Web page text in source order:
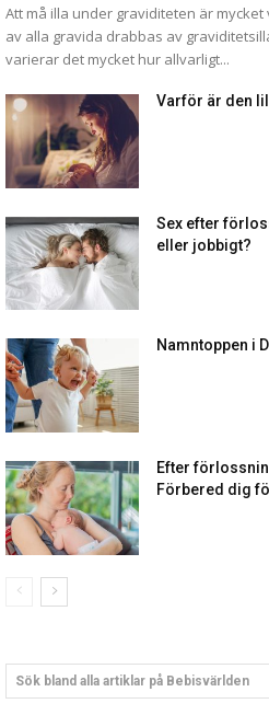
Att må illa under graviditeten är mycket
av alla gravida drabbas av
varierar det mycket hur allvarligt...
Varför är den
Sex efter
eller jobbigt?
Namntoppen i
Efter
Förbered dig
Sök bland alla artiklar på Bebisvärlden